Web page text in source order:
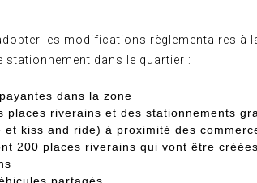
les modifications règlementaires à
dans le quartier :
dans la zone
places riverains et des stationnements
kiss and ride) à proximité des
200 places riverains qui vont être
partagés